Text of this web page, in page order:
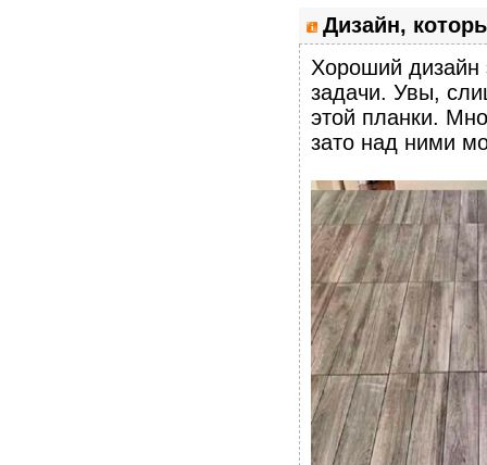
Дизайн,
Хороший дизайн
задачи. Увы,
этой планки.
зато над ними